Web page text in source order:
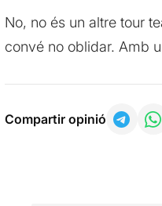
No, no és un altre tour
convé no oblidar. Amb
Compartir opinió